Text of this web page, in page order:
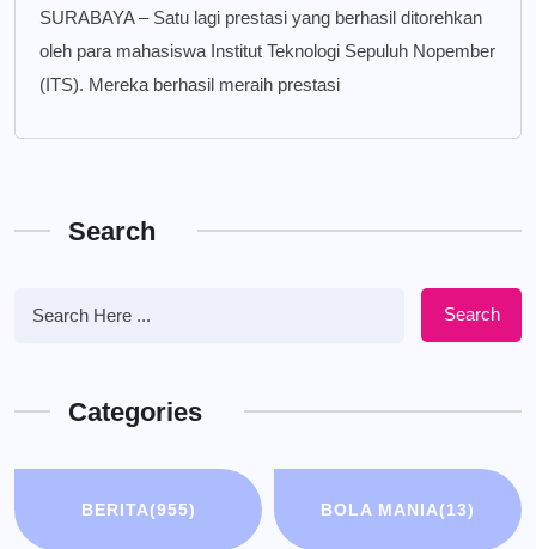
SURABAYA – Satu lagi prestasi yang berhasil ditorehkan
oleh para mahasiswa Institut Teknologi Sepuluh Nopember
(ITS). Mereka berhasil meraih prestasi
Search
Search
Categories
BERITA(955) BOLA MANIA(13)